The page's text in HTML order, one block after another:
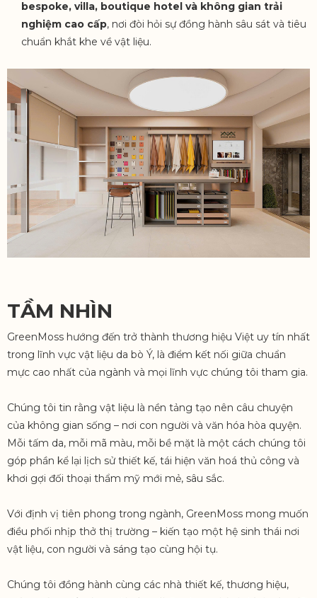
bespoke, villa, boutique hotel và không gian trải
nghiệm cao cấp, nơi đòi hỏi sự đồng hành sâu sát và tiêu
chuẩn khắt khe về vật liệu.
TẦM NHÌN
GreenMoss hướng đến trở thành thương hiệu Việt uy tín nhất
trong lĩnh vực vật liệu da bò Ý, là điểm kết nối giữa chuẩn
mực cao nhất của ngành và mọi lĩnh vực chúng tôi tham gia.
Chúng tôi tin rằng vật liệu là nền tảng tạo nên câu chuyện
của không gian sống – nơi con người và văn hóa hòa quyện.
Mỗi tấm da, mỗi mã màu, mỗi bề mặt là một cách chúng tôi
góp phần kể lại lịch sử thiết kế, tái hiện văn hoá thủ công và
khơi gợi đối thoại thẩm mỹ mới mẻ, sâu sắc.
Với định vị tiên phong trong ngành, GreenMoss mong muốn
điều phối nhịp thở thị trường – kiến tạo một hệ sinh thái nơi
vật liệu, con người và sáng tạo cùng hội tụ.
Chúng tôi đồng hành cùng các nhà thiết kế, thương hiệu,